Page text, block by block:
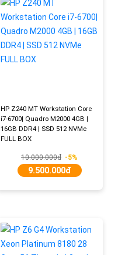
HP Z240 MT Workstation Core
i7-6700| Quadro M2000 4GB |
16GB DDR4 | SSD 512 NVMe
FULL BOX
10.000.000đ -5%
9.500.000đ